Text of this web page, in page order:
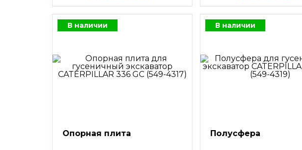
В наличии
Опорная плита
В наличии
Полусфера